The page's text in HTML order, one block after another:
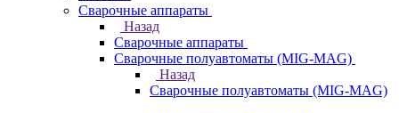
Сварочные аппараты
Назад
Сварочные аппараты
Сварочные полуавтоматы (MIG-MAG)
Назад
Сварочные полуавтоматы (MIG-MAG)